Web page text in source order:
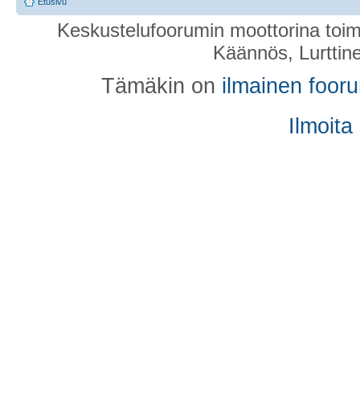
Keskustelufoorumin moottorina
Käännös,
Tämäkin on ilmainen